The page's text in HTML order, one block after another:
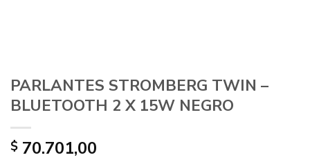
PARLANTES STROMBERG TWIN –
BLUETOOTH 2 X 15W NEGRO
$ 70.701,00